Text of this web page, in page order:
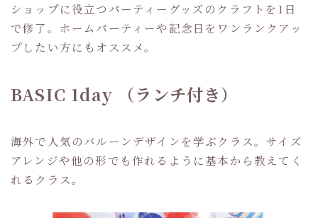
ショップに役立つパーティーグッズのクラフトを1日
で修了。ホームパーティーや記念日をワンランクアッ
プしたい方にもオススメ。
BASIC 1day （ランチ付き）
海外で人気のバルーンデザインを学ぶクラス。サイズ
アレンジや他の形でも作れるように基本から教えてく
れるクラス。